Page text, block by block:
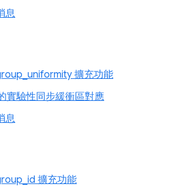
息
擴充功能
實驗性同步緩衝區對應
息
擴充功能